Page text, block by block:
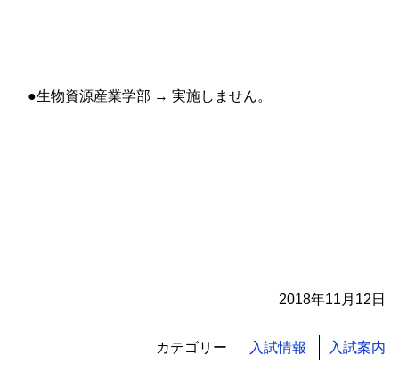
●生物資源産業学部 → 実施しません。
2018年11月12日
カテゴリー 入試情報 入試案内